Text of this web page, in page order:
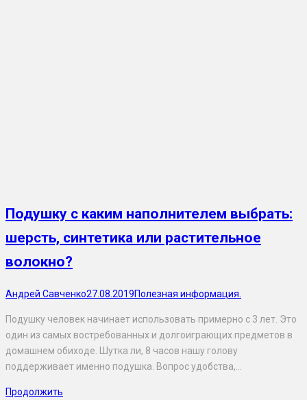
Подушку с каким наполнителем выбрать:
шерсть, синтетика или растительное
волокно?
Андрей Савченко27.08.2019Полезная информация.
Подушку человек начинает использовать примерно с 3 лет. Это
один из самых востребованных и долгоиграющих предметов в
домашнем обиходе. Шутка ли, 8 часов нашу голову
поддерживает именно подушка. Вопрос удобства,…
Продолжить